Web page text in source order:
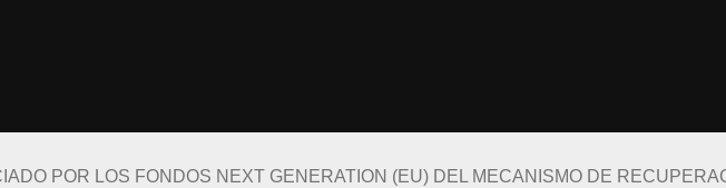
POR LOS FONDOS NEXT GENERATION (EU) DEL MECANISMO DE